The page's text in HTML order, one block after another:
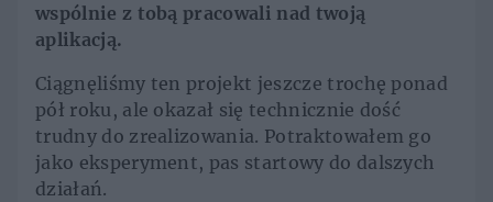
wspólnie z tobą pracowali nad twoją
aplikacją.
Ciągnęliśmy ten projekt jeszcze trochę ponad
pół roku, ale okazał się technicznie dość
trudny do zrealizowania. Potraktowałem go
jako eksperyment, pas startowy do dalszych
działań.